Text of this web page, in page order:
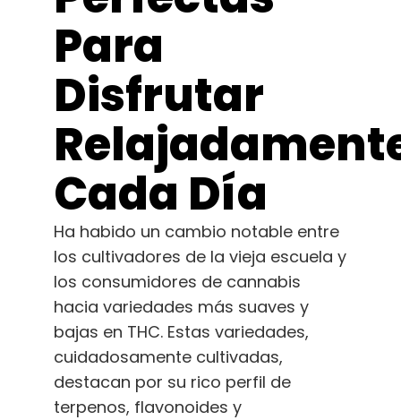
Español
Buscar:Para
Disfrutar
Cada Día
Ha habido un cambio notable entre
los cultivadores de la vieja escuela y
los consumidores de cannabis
hacia variedades más suaves y
bajas en THC. Estas variedades,
cuidadosamente cultivadas,
destacan por su rico perfil de
terpenos, flavonoides y